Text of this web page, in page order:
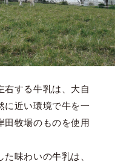
右する牛乳は、大自
に近い環境で牛を一
田牧場のものを使用
味わいの牛乳は、